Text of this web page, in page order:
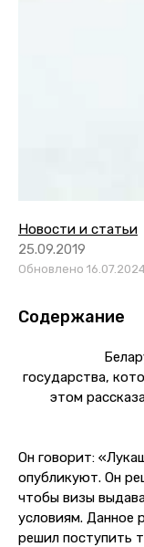
Новости и статьи
25.09.2019
Обновлено
Содержание
государства,
этом
Он говорит:
опубликуют. Он
чтобы визы
условиям. Данное
решил поступить